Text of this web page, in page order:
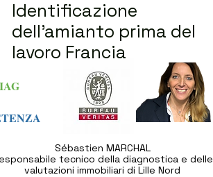
Identificazione
dell'amianto prima del
lavoro Francia
Sébastien MARCHAL
tecnico della diagnostica e delle
valutazioni immobiliari di Lille Nord